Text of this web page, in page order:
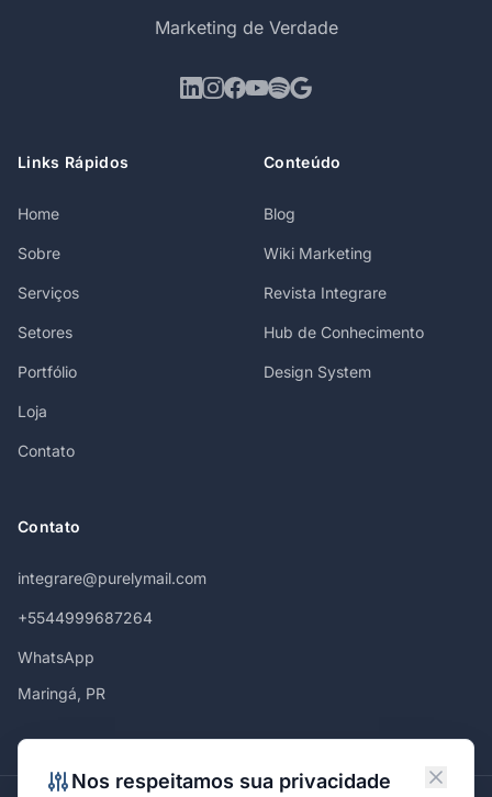
Marketing de Verdade
Links Rápidos
Home
Sobre
Serviços
Setores
Portfólio
Loja
Contato
Conteúdo
Blog
Wiki Marketing
Revista Integrare
Hub de Conhecimento
Design System
Contato
integrare@purelymail.com
+5544999687264
WhatsApp
Maringá, PR
Nos respeitamos sua privacidade